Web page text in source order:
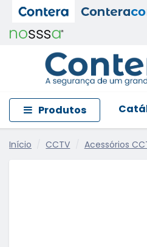
Produtos
Início CCTV Acessórios